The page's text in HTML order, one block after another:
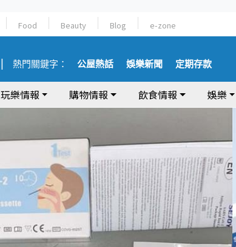
Food Beauty Blog e-zone
熱門關鍵字： 公屋熱話 娛樂新聞 定期存款
玩樂情報 購物情報 飲食情報 娛樂